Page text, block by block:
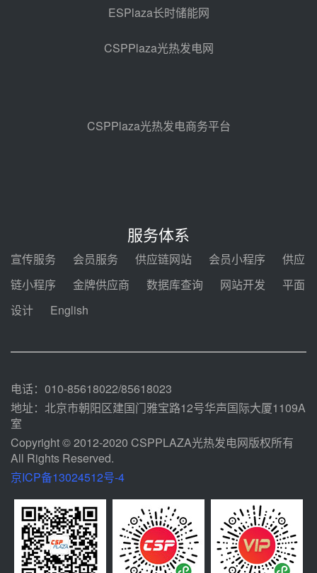
亚核阀业中标天山北麓100MW光
热发电工程EPC总承包项目熔盐截
止阀、熔盐三偏心蝶阀采购
08-05 17:15
包项目熔盐介质超声波流量计采购
08-05 17:09
电机组灵活性改造项目三元液态盐
采购合同
迪尔化工预中标华能西安热工院
2026-2029年熔盐介质框架协议
100MW光热项目机组调试及性能
ESPlaza长时储能网
CSPPlaza光热发电网
CSPPlaza光热发电商务平台
服务体系
宣传服务 会员服务 供应链网站 会员小程序
供应
链小程序
金牌供应商 数据库查询 网站开发
平面
设计
English
电话：010-85618022/85618023
地址：北京市朝阳区建国门雅宝路12号华声国际大厦1109A
室
Copyright © 2012-2020 CSPPLAZA光热发电网版权所有
All Rights Reserved.
京ICP备13024512号-4